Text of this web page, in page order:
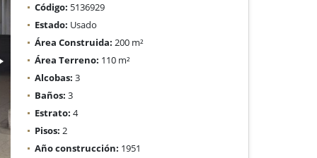
Código: 5136929
Estado: Usado
Área Construida: 200 m²
Área Terreno: 110 m²
Alcobas: 3
Baños: 3
Estrato: 4
Pisos: 2
Año construcción: 1951